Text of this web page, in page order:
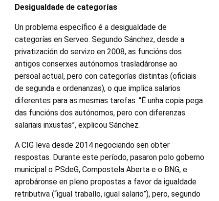
Desigualdade de categorías
Un problema específico é a desigualdade de
categorías en Serveo. Segundo Sánchez, desde a
privatización do servizo en 2008, as funcións dos
antigos conserxes autónomos trasladáronse ao
persoal actual, pero con categorías distintas (oficiais
de segunda e ordenanzas), o que implica salarios
diferentes para as mesmas tarefas. “É unha copia pega
das funcións dos autónomos, pero con diferenzas
salariais inxustas”, explicou Sánchez.
A CIG leva desde 2014 negociando sen obter
respostas. Durante este período, pasaron polo goberno
municipal o PSdeG, Compostela Aberta e o BNG, e
aprobáronse en pleno propostas a favor da igualdade
retributiva (“igual traballo, igual salario”), pero, segundo